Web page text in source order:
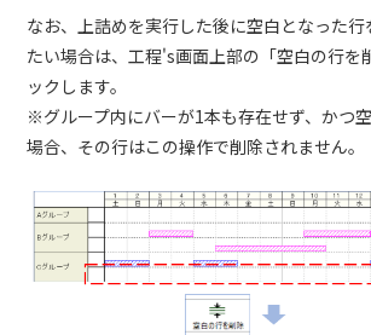
なお、上詰めを実行した後に空白となった行
たい場合は、工程's画面上部の「空白の行を
ックします。
※グループ内にバーが1本も存在せず、かつ
場合、その行はこの操作で削除されません。